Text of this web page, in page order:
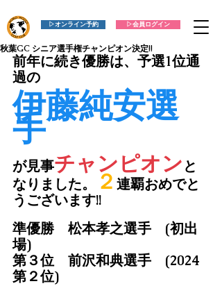
▷会員ログイン
▷オンライン予約
秋葉GC シニア選手権チャンピオン決定!!
前年に続き優勝は、予選1位通
過の
伊藤純安選
手
が見事チャンピオンと
なりました。
２ 連覇おめでと
うございます!!
準優勝　松本孝之選手　(初出
場)
第３位　前沢和典選手　(2024
第２位)